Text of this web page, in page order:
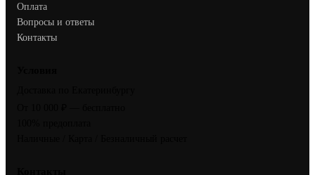
Оплата
Вопросы и ответы
Контакты